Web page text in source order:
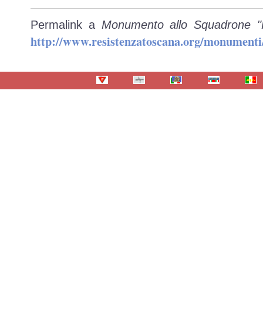
Permalink a Monumento allo
http://www.resistenzatoscana.org/